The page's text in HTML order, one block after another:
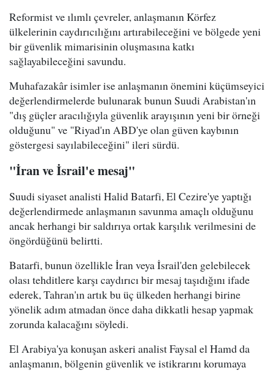
Reformist ve ılımlı çevreler, anlaşmanın Körfez
ülkelerinin caydırıcılığını artırabileceğini ve bölgede yeni
bir güvenlik mimarisinin oluşmasına katkı
sağlayabileceğini savundu.
Muhafazakâr isimler ise anlaşmanın önemini küçümseyici
değerlendirmelerde bulunarak bunun Suudi Arabistan'ın
"dış güçler aracılığıyla güvenlik arayışının yeni bir örneği
olduğunu" ve "Riyad'ın ABD'ye olan güven kaybının
göstergesi sayılabileceğini" ileri sürdü.
"İran ve İsrail'e mesaj"
Suudi siyaset analisti Halid Batarfi, El Cezire'ye yaptığı
değerlendirmede anlaşmanın savunma amaçlı olduğunu
ancak herhangi bir saldırıya ortak karşılık verilmesini de
öngördüğünü belirtti.
Batarfi, bunun özellikle İran veya İsrail'den gelebilecek
olası tehditlere karşı caydırıcı bir mesaj taşıdığını ifade
ederek, Tahran'ın artık bu üç ülkeden herhangi birine
yönelik adım atmadan önce daha dikkatli hesap yapmak
zorunda kalacağını söyledi.
El Arabiya'ya konuşan askeri analist Faysal el Hamd da
anlaşmanın, bölgenin güvenlik ve istikrarını korumaya